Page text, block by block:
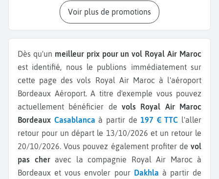
Voir plus de promotions
Dès qu'un meilleur prix pour un vol Royal Air Maroc
est identifié, nous le publions immédiatement sur
cette page des vols Royal Air Maroc à l'aéroport
Bordeaux Aéroport. A titre d'exemple vous pouvez
actuellement bénéficier de vols Royal Air Maroc
Bordeaux Casablanca à partir de197 € TTC l'aller
retour pour un départ le 13/10/2026 et un retour le
20/10/2026.Vous pouvez également profiter devol
pas cheravec la compagnie Royal Air Maroc à
Bordeaux et vous envoler pour Dakhla à partir de